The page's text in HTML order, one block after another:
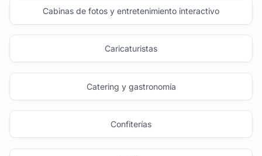
Cabinas de fotos y entretenimiento interactivo
Caricaturistas
Catering y gastronomía
Confiterías